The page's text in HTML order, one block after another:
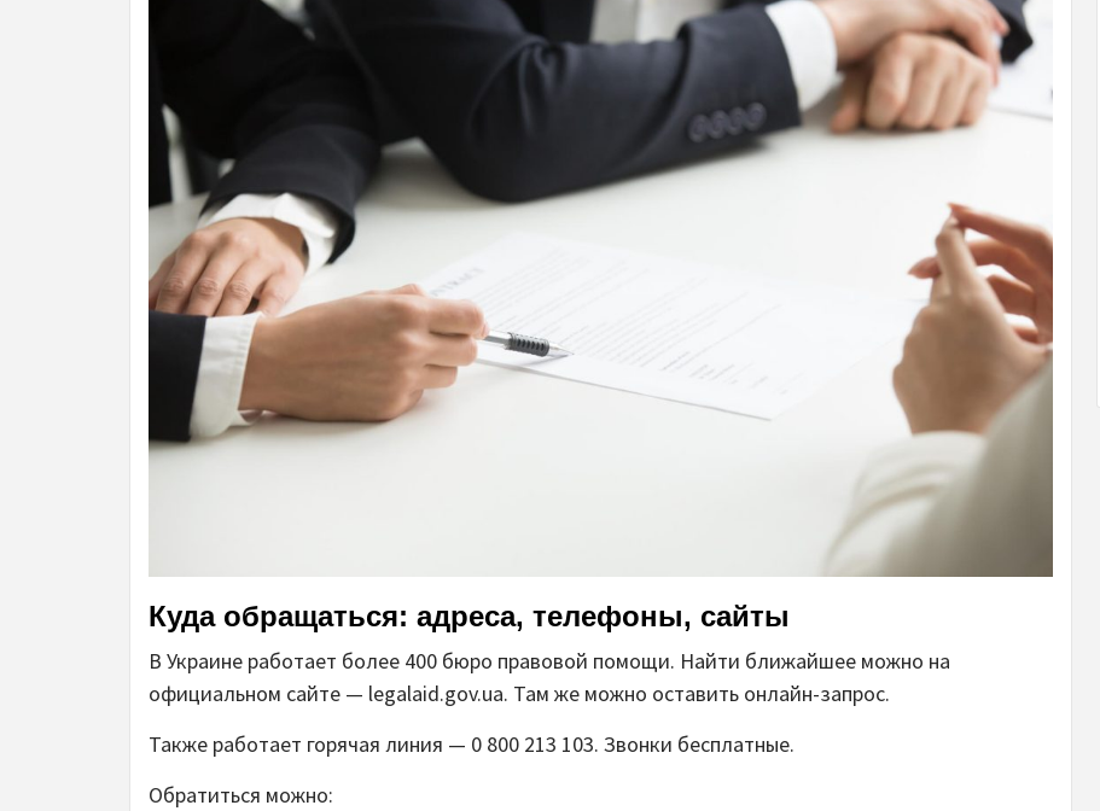
Куда обращаться: адреса, телефоны, сайты
В Украине работает более 400 бюро правовой помощи. Найти ближайшее можно на
официальном сайте — legalaid.gov.ua. Там же можно оставить онлайн-запрос.
Также работает горячая линия — 0 800 213 103. Звонки бесплатные.
Обратиться можно: